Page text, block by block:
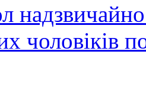
чоловіків